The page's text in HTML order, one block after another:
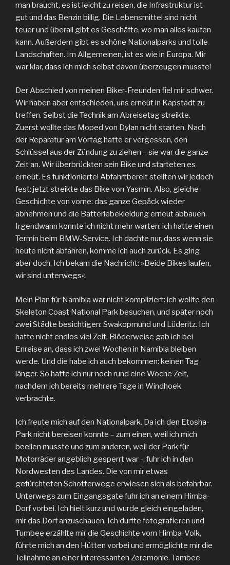
man braucht, es ist leicht zu reisen, die Infrastruktur ist
gut und das Benzin billig. Die Lebensmittel sind nicht
teuer und überall gibt es Geschäfte, wo man alles kaufen
kann. Außerdem gibt es schöne Nationalparks und tolle
Landschaften. Im Allgemeinen, ist es wie in Europa. Mir
war klar, dass ich mich selbst davon überzeugen musste!
Der Abschied von meinen Biker-Freunden fiel mir schwer.
Wir haben aber entschieden, uns erneut in Kapstadt zu
treffen. Selbst die Technik am Abreisetag streikte.
Zuerst wollte das Moped von Dylan nicht starten. Nach
der Reparatur am Vortag hatte er vergessen, den
Schlüssel aus der Zündung zu ziehen – sie war die ganze
Zeit an. Wir überbrückten sein Bike und starteten es
erneut. Es funktionierte! Abfahrtbereit stellten wir jedoch
fest: jetzt streikte das Bike von Yasmin. Also, gleiche
Geschichte von vorne: das ganze Gepäck wieder
abnehmen und die Batteriebekleidung erneut abbauen.
Irgendwann konnte ich nicht mehr warten: ich hatte einen
Termin beim BMW-Service. Ich dachte nur, dass wenn sie
heute nicht abfahren, komme ich auch zurück. Es ging
aber doch. Ich bekam die Nachricht: »Beide Bikes laufen,
wir sind unterwegs«.
Mein Plan für Namibia war nicht kompliziert: ich wollte den
Skeleton Coast National Park besuchen, und später noch
zwei Städte besichtigen: Swakopmund und Lüderitz. Ich
hatte nicht endlos viel Zeit. Blöderweise gab ich bei
Enreise an, dass ich zwei Wochen in Namibia bleiben
werde. Und die habe ich auch bekommen: keinen Tag
länger. So hatte ich nur noch rund eine Woche Zeit,
nachdem ich bereits mehrere Tage in Windhoek
verbrachte.
Ich freute mich auf den Nationalpark. Da ich den Etosha-
Park nicht bereisen konnte – zum einen, weil ich mich
beeilen musste und zum anderen, weil der Park für
Motorräder angeblich gesperrt war -, fuhr ich in den
Nordwesten des Landes. Die von mir etwas
gefürchteten Schotterwege erwiesen sich als befahrbar.
Unterwegs zum Eingangsgate fuhr ich an einem Himba-
Dorf vorbei. Ich hielt kurz und wurde gleich eingeladen,
mir das Dorf anzuschauen. Ich durfte fotografieren und
Tumbee erzählte mir die Geschichte vom Himba-Volk,
führte mich an den Hütten vorbei und ermöglichte mir die
Teilnahme an einer interessanten Zeremonie. Tambee